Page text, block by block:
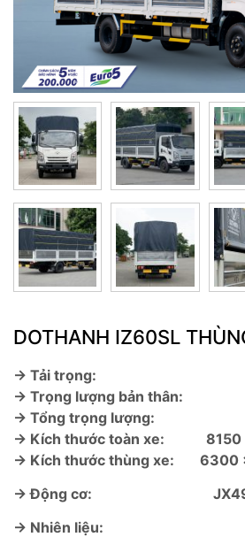
DOTHANH IZ60SL
→ Tải trọng:
→ Trọng lượng bản thân:
→ Tổng trọng lượng:
→ Kích thước toàn xe:
8150
→ Kích thước thùng xe:
6300
→ Động cơ:
→ Nhiên liệu: